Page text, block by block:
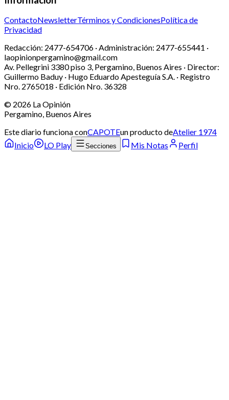
ContactoNewsletterTérminos y CondicionesPolítica de
Privacidad
Redacción: 2477-654706 ·Administración: 2477-655441 ·
laopinionpergamino@gmail.com
Av. Pellegrini 3380 piso 3, Pergamino, Buenos Aires · Director:
Guillermo Baduy · Hugo Eduardo Apesteguía S.A. · Registro
Nro. 2765018 · Edición Nro. 36328
© 2026 La Opinión
Pergamino, Buenos Aires
Este diario funciona conCAPOTEun producto deAtelier 1974
Inicio
LO Play Secciones Mis Notas Perfil